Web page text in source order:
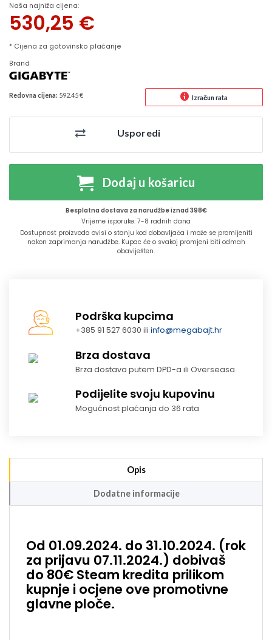
Naša najniža cijena:
530,25 €
* Cijena za gotovinsko plaćanje
Brand
Redovna cijena: 592.45 € Izračun rata
Usporedi
Dodaj u košaricu
Besplatna dostava za narudžbe iznad 398€
Vrijeme isporuke: 7-8 radnih dana
Dostupnost proizvoda ovisi o stanju kod dobavljača i može se promijeniti
nakon zaprimanja narudžbe. Kupac će o svakoj promjeni biti odmah
obaviješten.
Podrška kupcima
+385 91 527 6030 iliinfo@megabajt.hr
Brza dostava
Brza dostava putem DPD-a ili Overseasa
Podijelite svoju kupovinu
Mogućnost plaćanja do 36 rata
Opis
Dodatne informacije
Od 01.09.2024. do 31.10.2024. (rok
za prijavu 07.11.2024.) dobivaš
do 80€ Steam kredita prilikom
kupnje i ocjene ove promotivne
glavne ploče.